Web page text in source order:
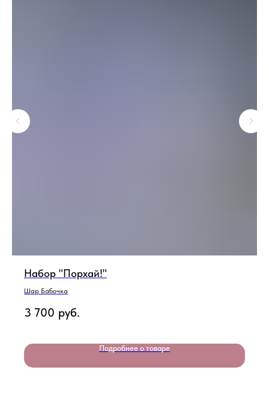
Набор "Порхай!"
Шар Бабочка
3 700 руб.
Подробнее о товаре